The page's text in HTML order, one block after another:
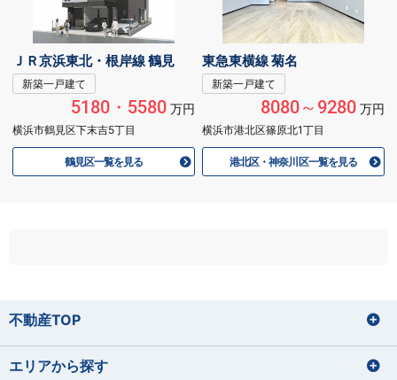
ＪＲ京浜東北・根岸線 鶴見
新築一戸建て
5180・5580万円
横浜市鶴見区下末吉5丁目
鶴見区一覧を見る
東急東横線 菊名
新築一戸建て
8080～9280万円
横浜市港北区篠原北1丁目
港北区・神奈川区一覧を見る
不動産TOP
エリアから探す